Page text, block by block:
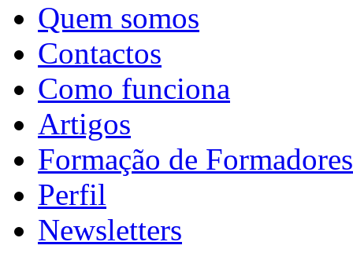
Quem somos
Contactos
Como funciona
Artigos
Formação de Formadores
Perfil
Newsletters